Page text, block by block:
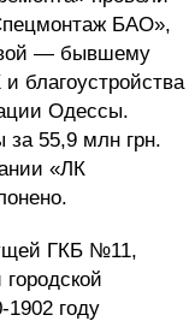
БАО»,
— бывшему
благоустройства
Одессы.
55,9 млн грн.
«ЛК
ГКБ №11,
году